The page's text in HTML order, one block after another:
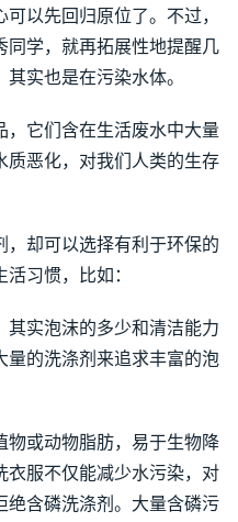
以先回归原位了。不过，
同学，就再拓展性地提醒几
实也是在污染水体。
，它们含在生活废水中大量
质恶化，对我们人类的生存
，却可以选择有利于环保的
习惯，比如：
实泡沫的多少和清洁能力
量的洗涤剂来追求丰富的泡
物或动物脂肪，易于生物降
衣服不仅能减少水污染，对
绝含磷洗涤剂。大量含磷污